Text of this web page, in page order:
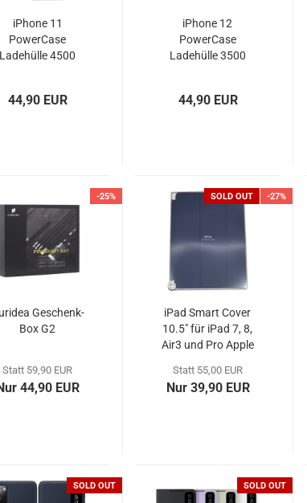
iPhone 11
PowerCase
Ladehülle 4500
44,90 EUR
iPhone 12
PowerCase
Ladehülle 3500
44,90 EUR
-25%
Geschenk-
Box G2
Statt 59,90 EUR
44,90 EUR
SOLD OUT -27%
iPad Smart Cover
10.5" für iPad 7, 8,
Air3 und Pro Apple
Statt 55,00 EUR
Nur 39,90 EUR
SOLD OUT SOLD OUT